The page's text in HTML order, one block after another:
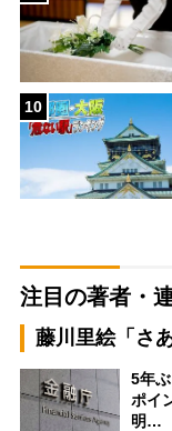
10
注目の著者・
藤川里絵「さ
5年
ポイ
明…